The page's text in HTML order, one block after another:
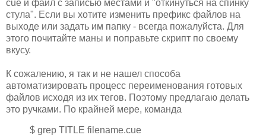
cue и файл с записью местами и "откинуться на спинку
стула". Если вы хотите изменить префикс файлов на
выходе или задать им папку - всегда пожалуйста. Для
этого почитайте маны и поправьте скрипт по своему
вкусу.
К сожалению, я так и не нашел способа
автоматизировать процесс переименования готовых
файлов исходя из их тегов. Поэтому предлагаю делать
это ручками. По крайней мере, команда
$ grep TITLE filename.cue